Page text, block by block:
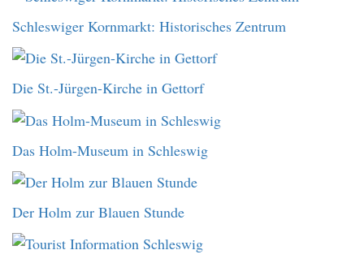
Schleswiger Kornmarkt: Historisches Zentrum
Die St.-Jürgen-Kirche in Gettorf
Das Holm-Museum in Schleswig
Der Holm zur Blauen Stunde